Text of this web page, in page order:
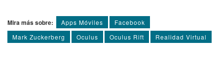
Mira más sobre: Apps Móviles
Facebook
Mark Zuckerberg
Oculus Oculus Rift Realidad Virtual